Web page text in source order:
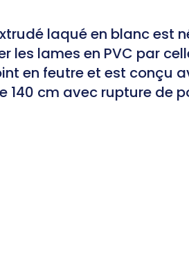
laqué en blanc est
les lames en PVC par
en feutre et est conçu
140 cm avec rupture de